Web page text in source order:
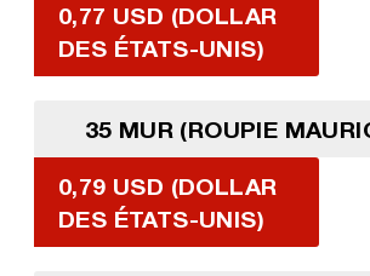
0,77 USD (DOLLAR
DES ÉTATS-UNIS)
35 MUR (ROUPIE
0,79 USD (DOLLAR
DES ÉTATS-UNIS)